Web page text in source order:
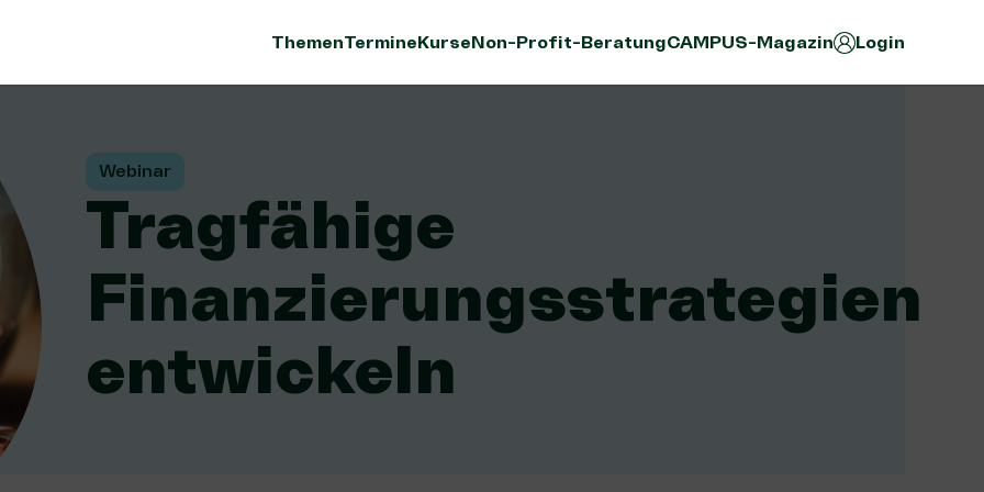
ThemenTermineKurseNon-Profit-BeratungCAMPUS-Magazin Login
Webinar
Tragfähige
Finanzierungsstrategien
entwickeln